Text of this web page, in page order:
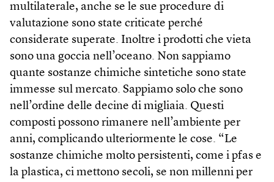
multilaterale, anche se le sue procedure di
valutazione sono state criticate perché
considerate superate. Inoltre i prodotti che vieta
sono una goccia nell’oceano. Non sappiamo
quante sostanze chimiche sintetiche sono state
immesse sul mercato. Sappiamo solo che sono
nell’ordine delle decine di migliaia. Questi
composti possono rimanere nell’ambiente per
anni, complicando ulteriormente le cose. “Le
sostanze chimiche molto persistenti, come i pfas e
la plastica, ci mettono secoli, se non millenni per